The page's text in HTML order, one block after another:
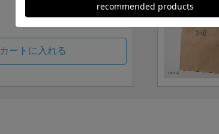
カートに入れる